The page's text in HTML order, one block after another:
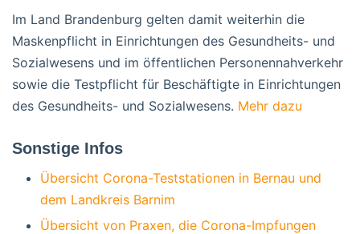
Im Land Brandenburg gelten damit weiterhin die
Maskenpflicht in Einrichtungen des Gesundheits- und
Sozialwesens und im öffentlichen Personennahverkehr
sowie die Testpflicht für Beschäftigte in Einrichtungen
des Gesundheits- und Sozialwesens. Mehr dazu
Sonstige Infos
Übersicht Corona-Teststationen in Bernau und
dem Landkreis Barnim
Übersicht von Praxen, die Corona-Impfungen